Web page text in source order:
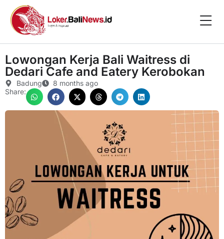
Lowongan Kerja Bali Waitress di
Dedari Cafe and Eatery Kerobokan
Badung
8 months ago
Share: